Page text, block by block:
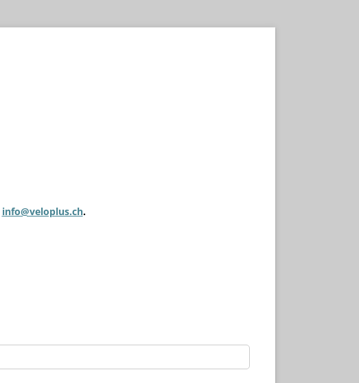
info@veloplus.ch.